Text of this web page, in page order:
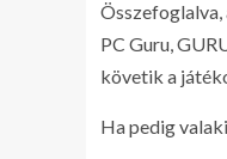
Összefoglalva,
PC Guru,
követik a
Ha pedig